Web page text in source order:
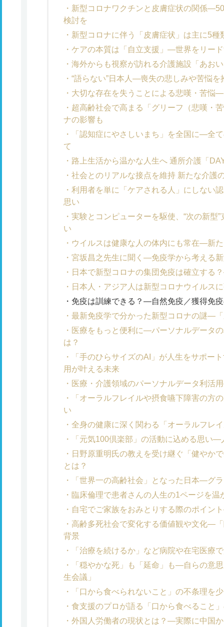
新型コロナワクチンと皮膚症状の関係
検討を
新型コロナに伴う「皮膚症状」は主に5
ケアの本質は「自立支援」―世界をリー
海外からも視察が訪れる介護施設「あお
“語らない”日本人―喪失の悲しみや苦悩
大切な存在を失うことによる悲嘆・苦悩
超高齢社会で高まる「グリーフ（悲嘆・
ナの影響も
「認知症にやさしいまち」を全国に―全
て
路上生活から温かな人生へ 通所介護「
社会とのリアルな接点を維持 新たな介護
利用者を単に「ケアされる人」にしない
思い
実験とコンピューターを駆使、“次の新型
い
ウイルスは健康な人の体内にも常在―新
宮坂昌之先生に聞く―免疫学から考える
日本で新型コロナの集団免疫は確立する
日本人・アジア人は新型コロナウイルス
免疫は訓練できる？―自然免疫／獲得免
最新免疫学で分かった新型コロナの謎―
医療をもっと便利に―パーソナルデータ
は？
「手のひらサイズのAI」が人生をサポー
用が叶える未来
医療・介護領域のパーソナルデータ利活
「オーラルフレイルや摂食嚥下障害の方
い
全身の健康に深く関わる「オーラルフレ
「元気100倶楽部」の活動に込める思い
日野原重明氏の教えを受け継ぐ「健やか
とは？
「世界一の高齢社会」となった日本―グ
臨床倫理で患者さんの人生の1ページを
自宅でご家族をおみとりする際のポイン
高齢多死社会で変化する価値観や文化―
背景
「治療を続けるか」など病院や在宅医療
「穏やかな死」も「延命」も―自らの意
生会議」
「口から食べられないこと」の不条理を
食支援のプロが語る「口から食べること
外国人労働者の現状とは？―実際に中国